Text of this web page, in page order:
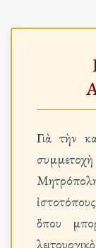
Γιὰ τὴν
Μητρόπολη
ὅπου